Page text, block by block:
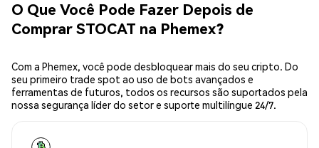
O Que Você Pode Fazer Depois de
Comprar STOCAT na Phemex?
Com a Phemex, você pode desbloquear mais do seu cripto. Do
seu primeiro trade spot ao uso de bots avançados e
ferramentas de futuros, todos os recursos são suportados pela
nossa segurança líder do setor e suporte multilíngue 24/7.